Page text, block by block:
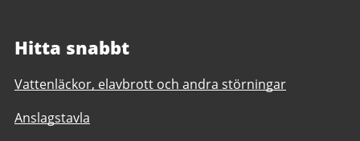
Hitta snabbt
Vattenläckor, elavbrott och andra störningar
Anslagstavla